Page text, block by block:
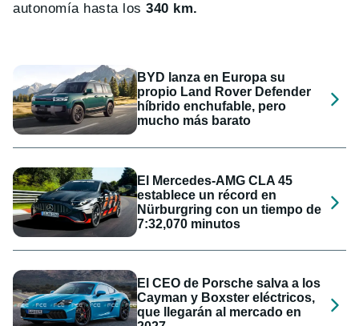
autonomía hasta los340 km.
BYD lanza en Europa su
propio Land Rover Defender
híbrido enchufable, pero
mucho más barato
El Mercedes-AMG CLA 45
establece un récord en
Nürburgring con un tiempo de
7:32,070 minutos
El CEO de Porsche salva a los
Cayman y Boxster eléctricos,
que llegarán al mercado en